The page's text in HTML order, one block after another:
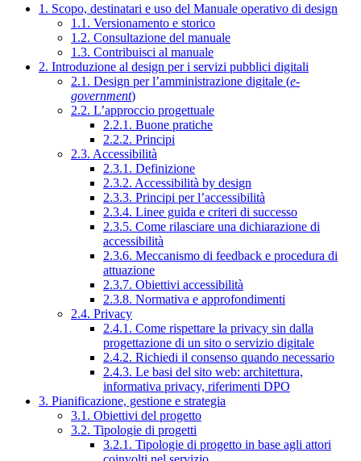
1. Scopo, destinatari e uso del Manuale operativo di design
1.1. Versionamento e storico
1.2. Consultazione del manuale
1.3. Contribuisci al manuale
2. Introduzione al design per i servizi pubblici digitali
2.1. Design per l’amministrazione digitale (e-
government)
2.2. L’approccio progettuale
2.2.1. Buone pratiche
2.2.2. Principi
2.3. Accessibilità
2.3.1. Definizione
2.3.2. Accessibilità by design
2.3.3. Principi per l’accessibilità
2.3.4. Linee guida e criteri di successo
2.3.5. Come rilasciare una dichiarazione di
accessibilità
2.3.6. Meccanismo di feedback e procedura di
attuazione
2.3.7. Obiettivi accessibilità
2.3.8. Normativa e approfondimenti
2.4. Privacy
2.4.1. Come rispettare la privacy sin dalla
progettazione di un sito o servizio digitale
2.4.2. Richiedi il consenso quando necessario
2.4.3. Le basi del sito web: architettura,
informativa privacy, riferimenti DPO
3. Pianificazione, gestione e strategia
3.1. Obiettivi del progetto
3.2. Tipologie di progetti
3.2.1. Tipologie di progetto in base agli attori